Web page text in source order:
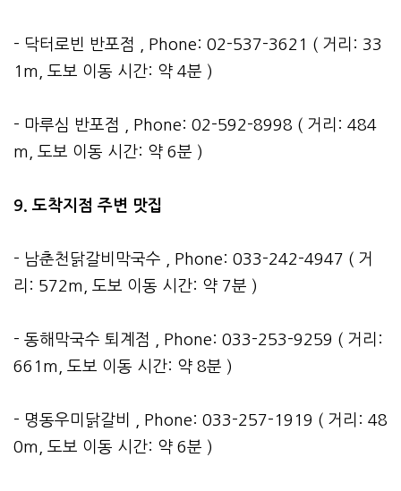
- 닥터로빈 반포점 , Phone: 02-537-3621 ( 거리: 33
1m, 도보 이동 시간: 약 4분 )
- 마루심 반포점 , Phone: 02-592-8998 ( 거리: 484
m, 도보 이동 시간: 약 6분 )
9. 도착지점 주변 맛집
- 남춘천닭갈비막국수 , Phone: 033-242-4947 ( 거
리: 572m, 도보 이동 시간: 약 7분 )
- 동해막국수 퇴계점 , Phone: 033-253-9259 ( 거리:
661m, 도보 이동 시간: 약 8분 )
- 명동우미닭갈비 , Phone: 033-257-1919 ( 거리: 48
0m, 도보 이동 시간: 약 6분 )